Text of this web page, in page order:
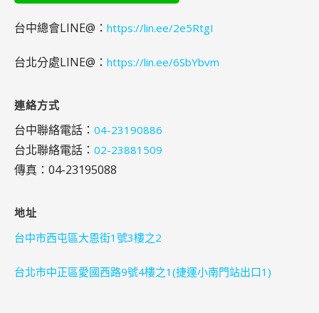
台中總會LINE@： https://lin.ee/2e5RtgI
台北分處LINE@： https://lin.ee/6SbYbvm
連絡方式
台中聯絡電話： 04-23190886
台北聯絡電話： 02-23881509
傳真：04-23195088
地址
台中市西屯區大恩街1號3樓之2
台北市中正區愛國西路9號4樓之1(捷運小南門站出口1)